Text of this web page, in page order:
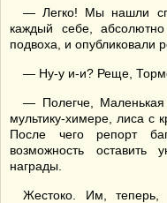
— Легко! Мы нашли
каждый себе,
подвоха, и опубликовали
— Ну-у и-и? Реще,
— Полегче,
мультику-химере, лиса с
После чего репорт
возможность оставить
награды.
Жестоко. Им, теперь,